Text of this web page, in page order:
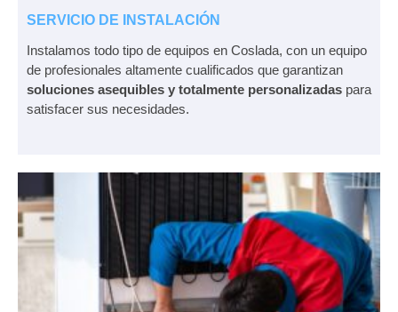
SERVICIO DE INSTALACIÓN
Instalamos todo tipo de equipos en Coslada, con un equipo
de profesionales altamente cualificados que garantizan
soluciones asequibles y totalmente personalizadas para
satisfacer sus necesidades.